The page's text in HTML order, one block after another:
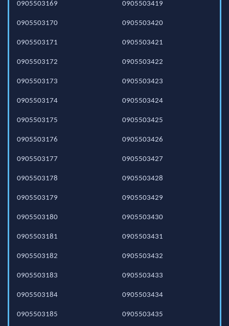
0905503169
0905503170
0905503171
0905503172
0905503173
0905503174
0905503175
0905503176
0905503177
0905503178
0905503179
0905503180
0905503181
0905503182
0905503183
0905503184
0905503185
0905503419
0905503420
0905503421
0905503422
0905503423
0905503424
0905503425
0905503426
0905503427
0905503428
0905503429
0905503430
0905503431
0905503432
0905503433
0905503434
0905503435